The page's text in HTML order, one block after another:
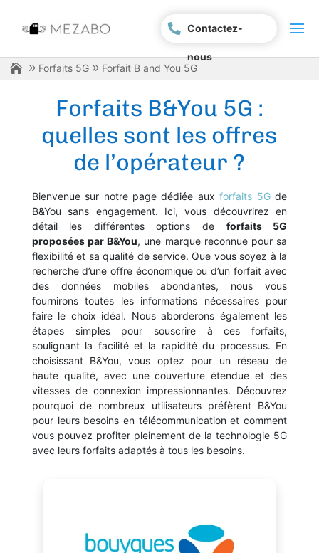
Contactez-
nous
Forfaits 5G
Forfait B and You 5G
Forfaits B&You 5G :
quelles sont les offres
de l’opérateur ?
Bienvenue sur notre page dédiée auxforfaits 5Gde
B&You sans engagement. Ici, vous découvrirez en
détail les différentes options de forfaits 5G
proposées par B&You, une marque reconnue pour sa
flexibilité et sa qualité de service. Que vous soyez à la
recherche d’une offre économique ou d’un forfait avec
des données mobiles abondantes, nous vous
fournirons toutes les informations nécessaires pour
faire le choix idéal. Nous aborderons également les
étapes simples pour souscrire à ces forfaits,
soulignant la facilité et la rapidité du processus. En
choisissant B&You, vous optez pour un réseau de
haute qualité, avec une couverture étendue et des
vitesses de connexion impressionnantes. Découvrez
pourquoi de nombreux utilisateurs préfèrent B&You
pour leurs besoins en télécommunication et comment
vous pouvez profiter pleinement de la technologie 5G
avec leurs forfaits adaptés à tous les besoins.